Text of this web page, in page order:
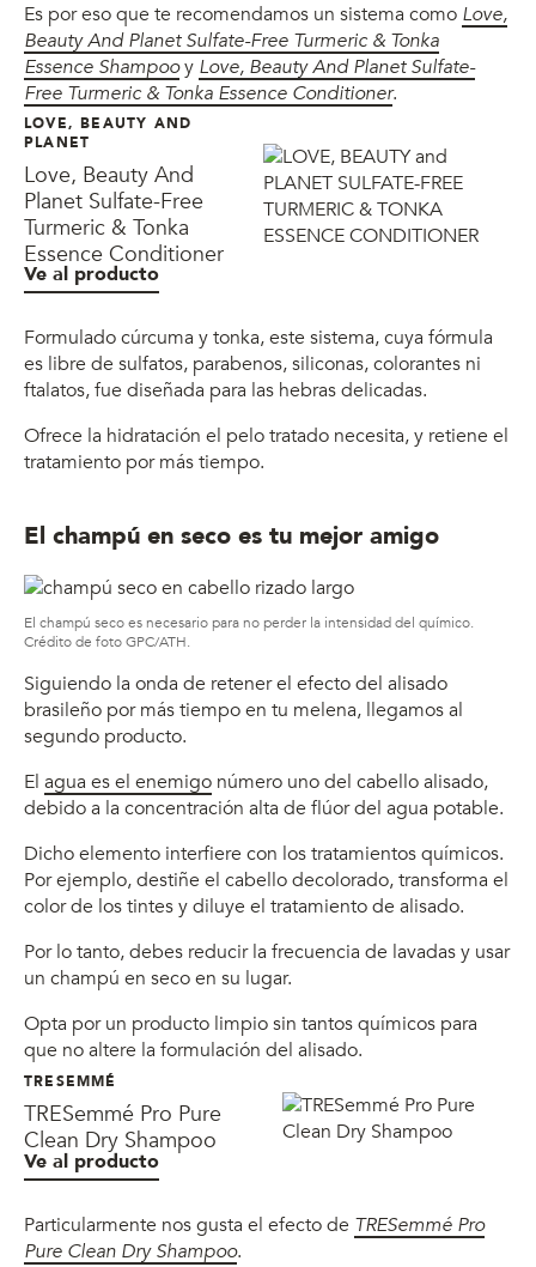
Es por eso que te recomendamos un sistema como Love,
Beauty And Planet Sulfate-Free Turmeric & Tonka
Essence Shampooy Love, Beauty And Planet Sulfate-
Free Turmeric & Tonka Essence Conditioner.
LOVE, BEAUTY AND
PLANET
Love, Beauty And
Planet Sulfate-Free
Turmeric & Tonka
Essence Conditioner
Ve al producto
Formulado cúrcuma y tonka, este sistema, cuya fórmula
es libre de sulfatos, parabenos, siliconas, colorantes ni
ftalatos, fue diseñada para las hebras delicadas.
Ofrece la hidratación el pelo tratado necesita, y retiene el
tratamiento por más tiempo.
El champú en seco es tu mejor amigo
El champú seco es necesario para no perder la intensidad del químico.
Crédito de foto GPC/ATH.
Siguiendo la onda de retener el efecto del alisado
brasileño por más tiempo en tu melena, llegamos al
segundo producto.
El agua es el enemigo número uno del cabello alisado,
debido a la concentración alta de flúor del agua potable.
Dicho elemento interfiere con los tratamientos químicos.
Por ejemplo, destiñe el cabello decolorado, transforma el
color de los tintes y diluye el tratamiento de alisado.
Por lo tanto, debes reducir la frecuencia de lavadas y usar
un champú en seco en su lugar.
Opta por un producto limpio sin tantos químicos para
que no altere la formulación del alisado.
TRESEMMÉ
TRESemmé Pro Pure
Clean Dry Shampoo
Ve al producto
Particularmente nos gusta el efecto de TRESemmé Pro
Pure Clean Dry Shampoo.